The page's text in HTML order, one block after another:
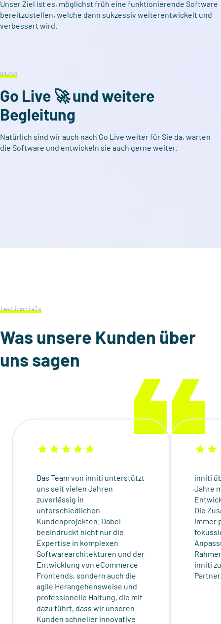
Unser Ziel ist es, möglichst früh eine funktionierende Software
bereitzustellen, welche dann sukzessiv weiterentwickelt und
verbessert wird.
04/04
Go Live 🚀 und weitere
Begleitung
Natürlich sind wir auch nach Go Live weiter für Sie da, warten
die Software und entwickeln sie auch gerne weiter.
Testimonials
Was unsere Kunden über
uns sagen
Das Team von inniti unterstützt
uns seit vielen Jahren
zuverlässig in
unterschiedlichen
Kundenprojekten. Dabei
beeindruckt nicht nur die
Expertise in komplexen
Softwarearchitekturen und der
Entwicklung von eCommerce
Frontends, sondern auch die
agile Herangehensweise und
professionelle Haltung, die mit
dazu führt, dass wir unseren
Kunden schneller innovative
inniti
Jahre
Die
immer
inniti